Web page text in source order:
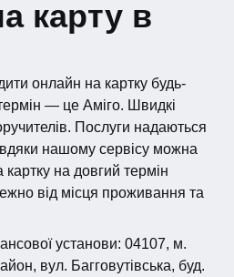
рахунку їм не вдасться.
третіх осіб, нікому не
від особистого кабінету
карту в
онлайн на картку будь-
— це Аміго. Швидкі
Послуги надаються
нашому сервісу можна
на довгий термін
від місця проживання та
установи: 04107, м.
вул. Багговутівська, буд.